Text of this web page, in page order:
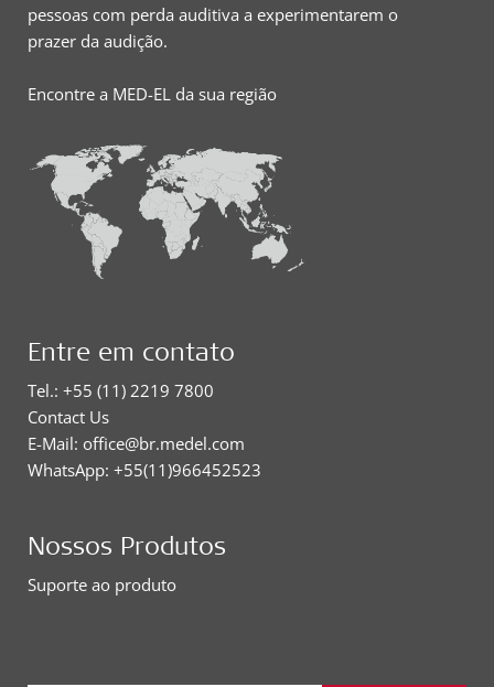
pessoas com perda auditiva a experimentarem o
prazer da audição.
Encontre a MED-EL da sua região
Entre em contato
Tel.: +55 (11) 2219 7800
Contact Us
E-Mail: office@br.medel.com
WhatsApp: +55(11)966452523
Nossos Produtos
Suporte ao produto